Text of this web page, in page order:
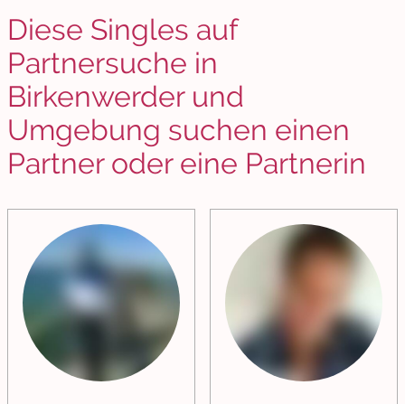
Diese Singles auf
Partnersuche in
Birkenwerder und
Umgebung suchen einen
Partner oder eine Partnerin